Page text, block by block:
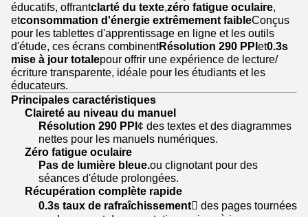
éducatifs, offrantclarté du texte,zéro fatigue oculaire,
etconsommation d'énergie extrêmement faibleConçus
pour les tablettes d'apprentissage en ligne et les outils
d'étude, ces écrans combinentRésolution 290 PPIet0.3s
mise à jour totalepour offrir une expérience de lecture/
écriture transparente, idéale pour les étudiants et les
éducateurs.
Principales caractéristiques
Claireté au niveau du manuel
Résolution 290 PPI¢ des textes et des diagrammes
nettes pour les manuels numériques.
Zéro fatigue oculaire
Pas de lumière bleue.ou clignotant pour des
séances d'étude prolongées.
Récupération complète rapide
0.3s taux de rafraîchissement des pages tournées